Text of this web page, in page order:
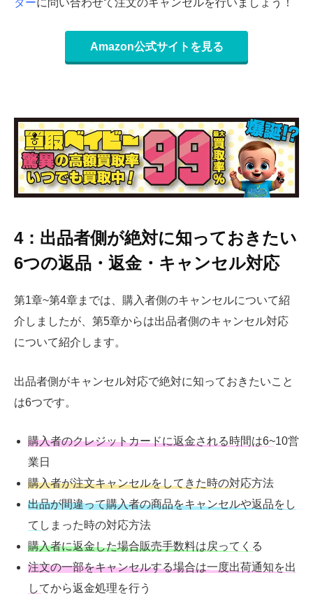
Amazon公式サイトを見る
4：出品者側が絶対に知っておきたい
6つの返品・返金・キャンセル対応
第1章~第4章までは、購入者側のキャンセルについて紹
介しましたが、第5章からは出品者側のキャンセル対応
について紹介します。
出品者側がキャンセル対応で絶対に知っておきたいこと
は6つです。
購入者のクレジットカードに返金される時間は6~10営
業日
購入者が注文キャンセルをしてきた時の対応方法
出品が間違って購入者の商品をキャンセルや返品をし
てしまった時の対応方法
購入者に返金した場合販売手数料は戻ってくる
注文の一部をキャンセルする場合は一度出荷通知を出
してから返金処理を行う